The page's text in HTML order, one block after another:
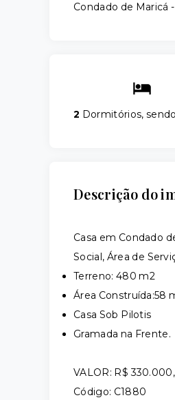
Condado de Maricá
2 Dormitórios, sendo
Descrição do
Casa em Condado
Social, Área de
Terreno: 480 m2
Área Construída:58
Casa Sob Pilotis
Gramada na Frente.
VALOR: R$
Código: C1880